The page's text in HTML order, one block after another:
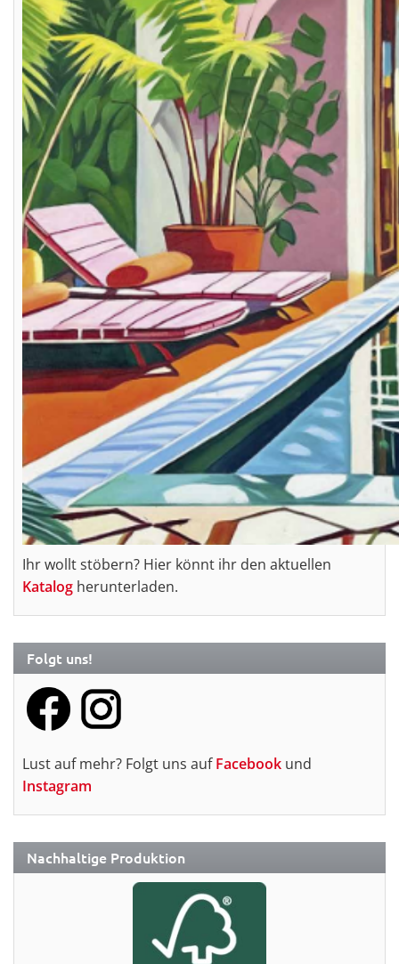
Ihr wollt stöbern? Hier könnt ihr den aktuellen
Katalog herunterladen.
Folgt uns!
Lust auf mehr? Folgt uns aufFacebook und
Instagram
Nachhaltige Produktion